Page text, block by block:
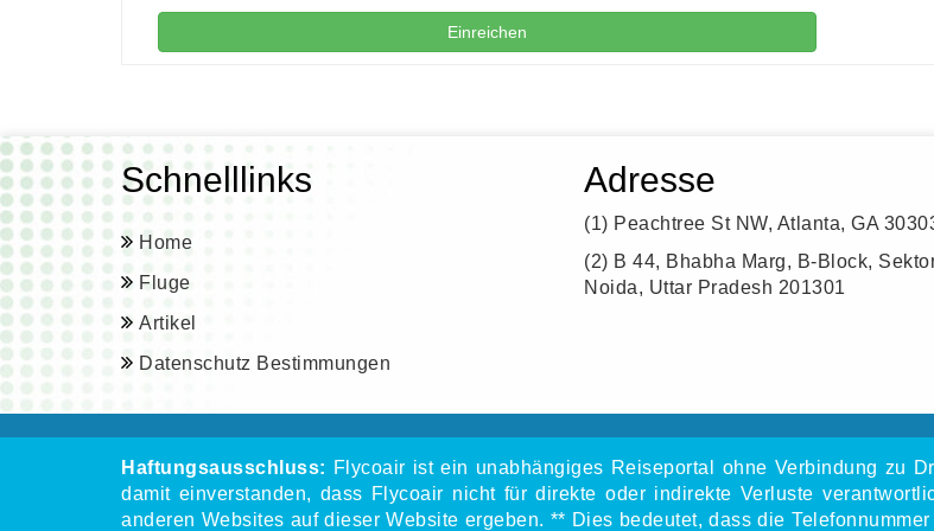
Einreichen
Schnelllinks
Home
Fluge
Artikel
Datenschutz Bestimmungen
Adresse
(1) Peachtree St NW, Atlanta, GA
(2) B 44, Bhabha Marg, B-Block,
Noida, Uttar Pradesh 201301
Haftungsausschluss: Flycoair ist ein unabhängiges Reiseportal ohne Verbindung zu
damit einverstanden, dass Flycoair nicht für direkte oder indirekte Verluste
anderen Websites auf dieser Website ergeben. ** Dies bedeutet, dass die